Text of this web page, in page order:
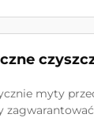
myty